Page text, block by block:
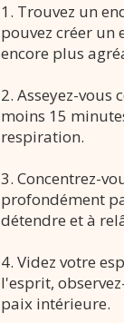
1. Trouvez un
pouvez créer un
encore plus
2. Asseyez-
moins 15
respiration.
3. Concentrez-
profondément
détendre et à
4. Videz votre
l'esprit,
paix intérieure.